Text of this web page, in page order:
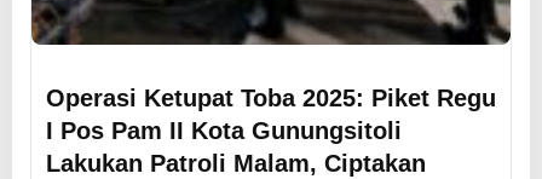
Operasi Ketupat Toba 2025: Piket Regu
I Pos Pam II Kota Gunungsitoli
Lakukan Patroli Malam, Ciptakan